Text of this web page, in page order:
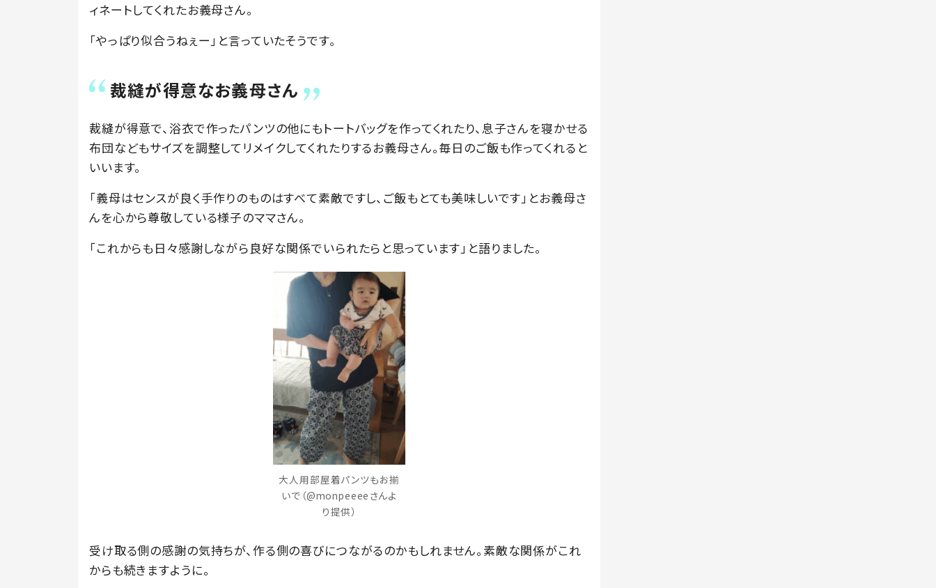
ィネートしてくれたお義母さん。
「やっぱり似合うねぇー」と言っていたそうです。
裁縫が得意なお義母さん
裁縫が得意で、浴衣で作ったパンツの他にもトートバッグを作ってくれたり、息子さんを寝かせる
布団などもサイズを調整してリメイクしてくれたりするお義母さん。毎日のご飯も作ってくれると
いいます。
「義母はセンスが良く手作りのものはすべて素敵ですし、ご飯もとても美味しいです」とお義母さ
んを心から尊敬している様子のママさん。
「これからも日々感謝しながら良好な関係でいられたらと思っています」と語りました。
大人用部屋着パンツもお揃
いで（@monpeeeeさんよ
り提供）
受け取る側の感謝の気持ちが、作る側の喜びにつながるのかもしれません。素敵な関係がこれ
からも続きますように。